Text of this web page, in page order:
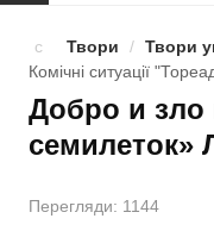
Твори англійською
Твори / Твори
Комічні ситуації
Добро и зло
семилеток»
Перегляди: 1144